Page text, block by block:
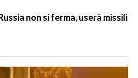
non si ferma, userà missili